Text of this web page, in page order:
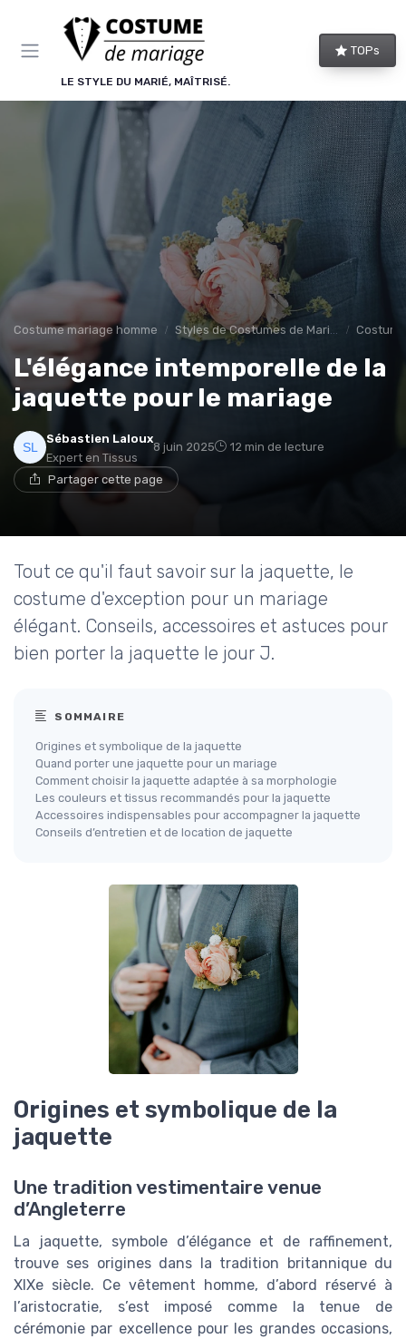
LE STYLE DU MARIÉ, MAÎTRISÉ.
TOPs
Costume mariage homme Styles de Costumes de Mariage
L'élégance intemporelle de la
jaquette pour le mariage
Sébastien Laloux
Expert en Tissus
8 juin 2025 12 min de lecture
Partager cette page
Tout ce qu'il faut savoir sur la jaquette, le
costume d'exception pour un mariage
élégant. Conseils, accessoires et astuces pour
bien porter la jaquette le jour J.
SOMMAIRE
Origines et symbolique de la jaquette
Quand porter une jaquette pour un mariage
Comment choisir la jaquette adaptée à sa morphologie
Les couleurs et tissus recommandés pour la jaquette
Accessoires indispensables pour accompagner la jaquette
Conseils d’entretien et de location de jaquette
Origines et symbolique de la
jaquette
Une tradition vestimentaire venue
d’Angleterre
La jaquette, symbole d’élégance et de raffinement,
trouve ses origines dans la tradition britannique du
XIXe siècle. Ce vêtement homme, d’abord réservé à
l’aristocratie, s’est imposé comme la tenue de
cérémonie par excellence pour les grandes occasions,